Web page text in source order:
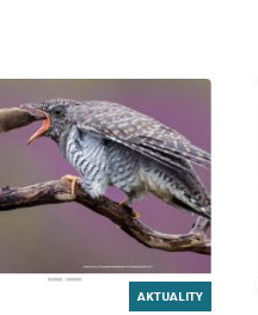
AKTUALITY